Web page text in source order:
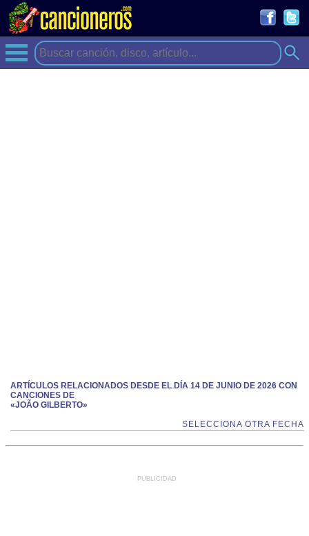
ARTÍCULOS RELACIONADOS DESDE EL DÍA 14 DE JUNIO DE 2026 CON
CANCIONES DE
«JOÃO GILBERTO»
SELECCIONA OTRA FECHA
PUBLICIDAD